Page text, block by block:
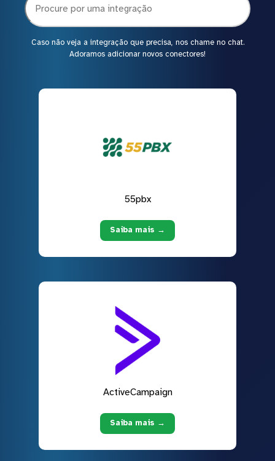
Caso não veja a integração que precisa, nos chame no chat.
Adoramos adicionar novos conectores!
55pbx
Saiba mais →
ActiveCampaign
Saiba mais →